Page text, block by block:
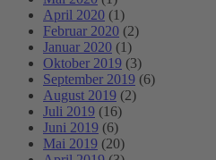
April 2020 (1)
Februar 2020 (2)
Januar 2020 (1)
Oktober 2019 (3)
September 2019 (6)
August 2019 (2)
Juli 2019 (16)
Juni 2019 (6)
Mai 2019 (20)